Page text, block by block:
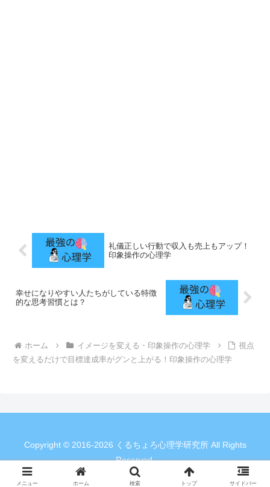
礼儀正しい行動で収入も売上もアップ！
印象操作の心理学
幸せになりやすい人たちがしている特徴
的な思考習慣とは？
ホーム イメージを変える・印象操作の心理学
視点
を変えるだけで目標達成率がグンと上がる！印象操作の心理学
Copyright © 2016-2026 くるちょろ心理学研究所 All Rights
Reserved.
メニュー ホーム 検索 トップ サイドバー